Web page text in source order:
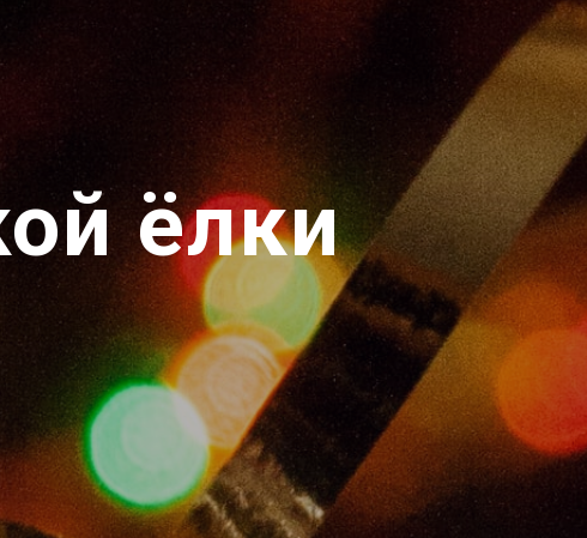
ёлки